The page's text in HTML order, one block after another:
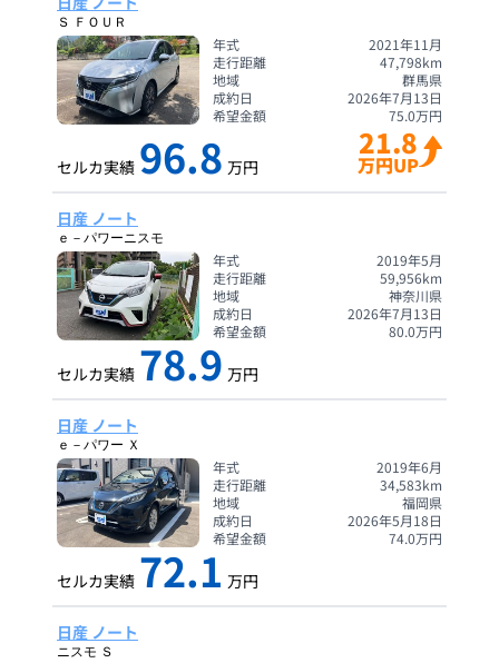
Ｓ ＦＯＵＲ
年式
2021年11月
走行距離
47,798km
地域
群馬県
成約日
2026年7月13日
希望金額
75.0万円
セルカ実績 96.8 万円
21.8
万円UP
日産 ノート
ｅ－パワーニスモ
年式
2019年5月
走行距離
59,956km
地域
神奈川県
成約日
2026年7月13日
希望金額
80.0万円
セルカ実績 78.9 万円
日産 ノート
ｅ－パワー Ｘ
年式
2019年6月
走行距離
34,583km
地域
福岡県
成約日
2026年5月18日
希望金額
74.0万円
セルカ実績 72.1 万円
日産 ノート
ニスモ Ｓ